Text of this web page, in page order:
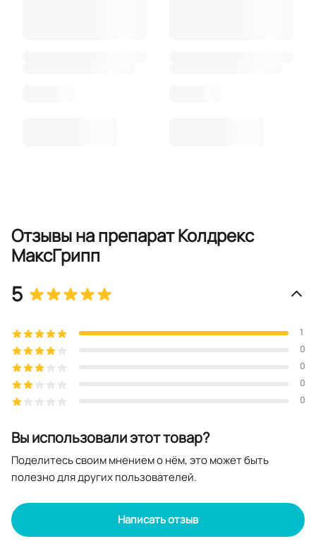
Отзывына препарат Колдрекс
МаксГрипп
5
1
0
0
0
0
Вы использовали этот товар?
Поделитесь своим мнением о нём, это может быть
полезно для других пользователей.
Написать отзыв